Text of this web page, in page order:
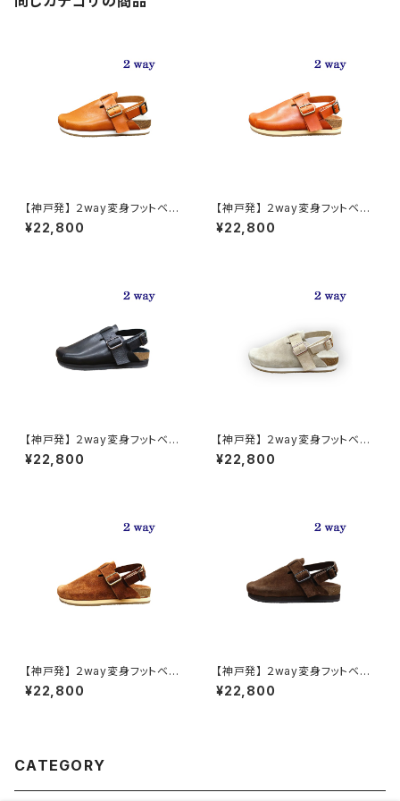
【神戸発】 ２way変身フットベッ
ドサンダル 栃木レザー【ナチュ
ラル】
¥22,800
【神戸発】 ２way変身フットベッ
ドサンダル 栃木レザー【ブラウ
ン】
¥22,800
【神戸発】 ２way変身フットベッ
ドサンダル 栃木レザー【ブラッ
ク】
¥22,800
【神戸発】 ２way変身フットベッ
ドサンダル ベロアレザー【ベー
ジュ】
¥22,800
【神戸発】 ２way変身フットベッ
ドサンダル ベロアレザー【マロ
ン】
¥22,800
【神戸発】 ２way変身フットベッ
ドサンダル ベロアレザー【チョ
コ】
¥22,800
CATEGORY